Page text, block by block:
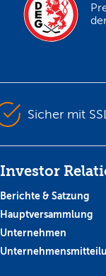
Sicher mit
Investor
Berichte & Satzung
Hauptversammlung
Unternehmen